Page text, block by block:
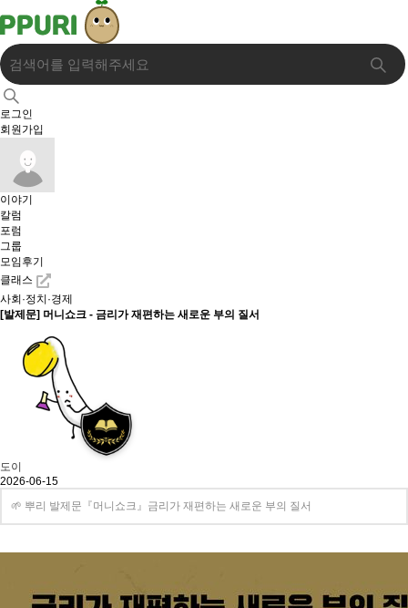
로그인
회원가입
이야기
칼럼
포럼
그룹
모임후기
클래스
사회·정치·경제
[발제문] 머니쇼크 - 금리가 재편하는 새로운 부의 질서
도이
2026-06-15
🌱 뿌리 발제문『머니쇼크』금리가 재편하는 새로운 부의 질서